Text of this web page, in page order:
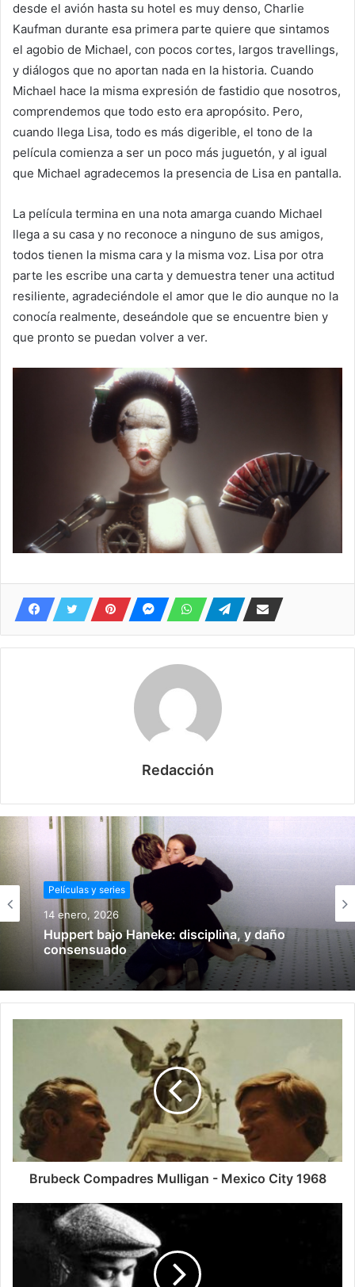
desde el avión hasta su hotel es muy denso, Charlie
Kaufman durante esa primera parte quiere que sintamos
el agobio de Michael, con pocos cortes, largos travellings,
y diálogos que no aportan nada en la historia. Cuando
Michael hace la misma expresión de fastidio que nosotros,
comprendemos que todo esto era apropósito. Pero,
cuando llega Lisa, todo es más digerible, el tono de la
película comienza a ser un poco más juguetón, y al igual
que Michael agradecemos la presencia de Lisa en pantalla.
La película termina en una nota amarga cuando Michael
llega a su casa y no reconoce a ninguno de sus amigos,
todos tienen la misma cara y la misma voz. Lisa por otra
parte les escribe una carta y demuestra tener una actitud
resiliente, agradeciéndole el amor que le dio aunque no la
conocía realmente, deseándole que se encuentre bien y
que pronto se puedan volver a ver.
Redacción
Películas y series
14 enero, 2026
Huppert bajo Haneke: disciplina, y daño
consensuado
Brubeck Compadres Mulligan - Mexico City 1968